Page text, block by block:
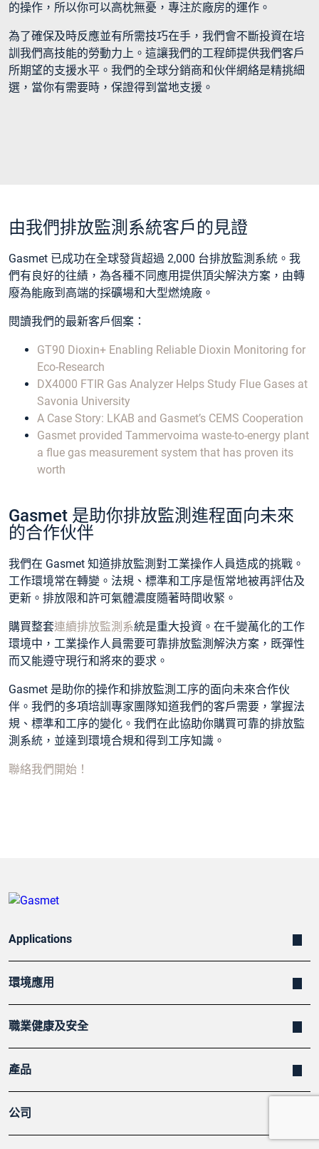
的操作，所以你可以高枕無憂，專注於廠房的運作。
為了確保及時反應並有所需技巧在手，我們會不斷投資在培
訓我們高技能的勞動力上。這讓我們的工程師提供我們客戶
所期望的支援水平。我們的全球分銷商和伙伴網絡是精挑細
選，當你有需要時，保證得到當地支援。
由我們排放監測系統客戶的見證
Gasmet 已成功在全球發貨超過 2,000 台排放監測系統。我
們有良好的往績，為各種不同應用提供頂尖解決方案，由轉
廢為能廠到高端的採礦場和大型燃燒廠。
閱讀我們的最新客戶個案：
GT90 Dioxin+ Enabling Reliable Dioxin Monitoring for
Eco-Research
DX4000 FTIR Gas Analyzer Helps Study Flue Gases at
Savonia University
A Case Story: LKAB and Gasmet’s CEMS Cooperation
Gasmet provided Tammervoima waste-to-energy plant
a flue gas measurement system that has proven its
worth
Gasmet 是助你排放監測進程面向未來
的合作伙伴
我們在 Gasmet 知道排放監測對工業操作人員造成的挑戰。
工作環境常在轉變。法規、標準和工序是恆常地被再評估及
更新。排放限和許可氣體濃度隨著時間收緊。
購買整套連續排放監測系統是重大投資。在千變萬化的工作
環境中，工業操作人員需要可靠排放監測解決方案，既彈性
而又能遵守現行和將來的要求。
Gasmet 是助你的操作和排放監測工序的面向未來合作伙
伴。我們的多項培訓專家團隊知道我們的客戶需要，掌握法
規、標準和工序的變化。我們在此協助你購買可靠的排放監
測系統，並達到環境合規和得到工序知識。
聯絡我們開始！
Applications
環境應用
職業健康及安全
產品
公司